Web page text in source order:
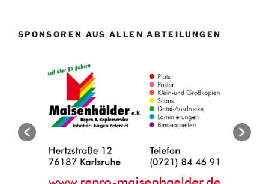
SPONSOREN AUS ALLEN ABTEILUNGEN